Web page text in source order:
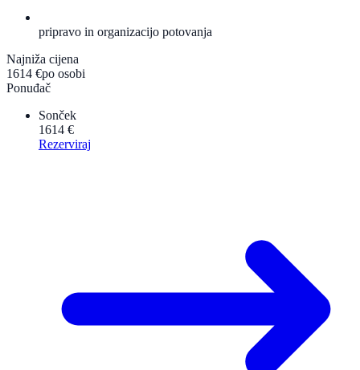
pripravo in organizacijo potovanja
Najniža cijena
1614 €po osobi
Ponuđač
Sonček
1614 €
Rezerviraj